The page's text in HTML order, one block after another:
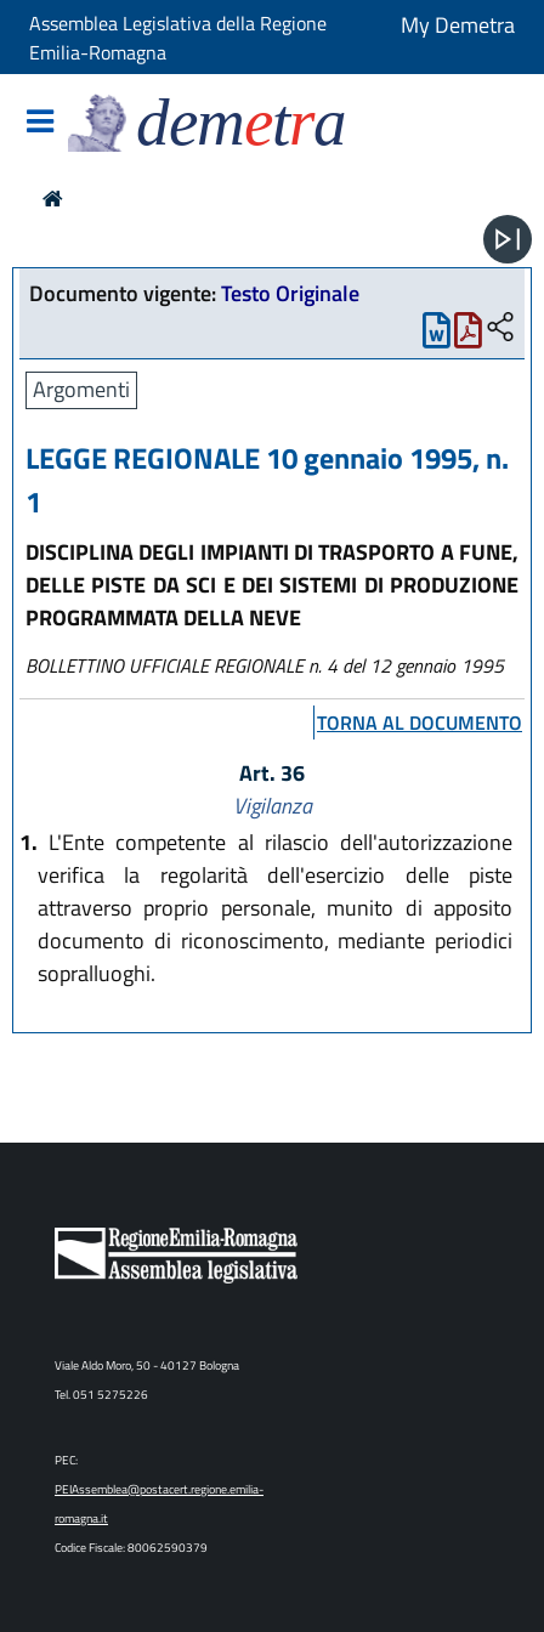
Assemblea Legislativa della Regione
Emilia-Romagna
My Demetra
demetra
Documento vigente:Testo Originale
Argomenti
LEGGE REGIONALE 10 gennaio 1995, n.
1
DISCIPLINA DEGLI IMPIANTI DI TRASPORTO A FUNE,
DELLE PISTE DA SCI E DEI SISTEMI DI PRODUZIONE
PROGRAMMATA DELLA NEVE
BOLLETTINO UFFICIALE REGIONALE n. 4 del 12 gennaio 1995
TORNA AL DOCUMENTO
Art. 36
Vigilanza
1. L'Ente competente al rilascio dell'autorizzazione
verifica la regolarità dell'esercizio delle piste
attraverso proprio personale, munito di apposito
documento di riconoscimento, mediante periodici
sopralluoghi.
Viale Aldo Moro, 50 - 40127 Bologna
Tel. 051 5275226
PEC:
PEIAssemblea@postacert.regione.emilia-
romagna.it
Codice Fiscale: 80062590379